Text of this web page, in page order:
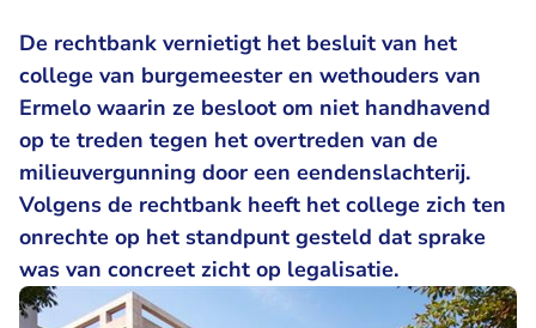
De rechtbank vernietigt het besluit van het
college van burgemeester en wethouders van
Ermelo waarin ze besloot om niet handhavend
op te treden tegen het overtreden van de
milieuvergunning door een eendenslachterij.
Volgens de rechtbank heeft het college zich ten
onrechte op het standpunt gesteld dat sprake
was van concreet zicht op legalisatie.